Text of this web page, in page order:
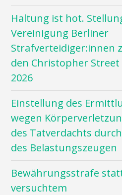
Haltung ist hot.
Vereinigung Berliner
Strafverteidiger:innen
den Christopher Street
2026
Einstellung des
wegen
des Tatverdachts
des Belastungszeugen
Bewährungsstrafe
versuchtem